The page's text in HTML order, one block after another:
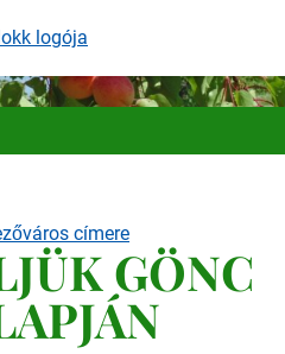
GÖNC